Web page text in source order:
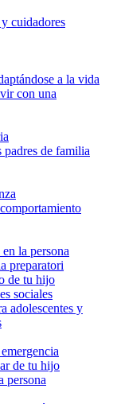
cuidadores
a la vida
con una
padres de familia
la persona
preparatori
de tu hijo
sociales
adolescentes y
de tu hijo
persona